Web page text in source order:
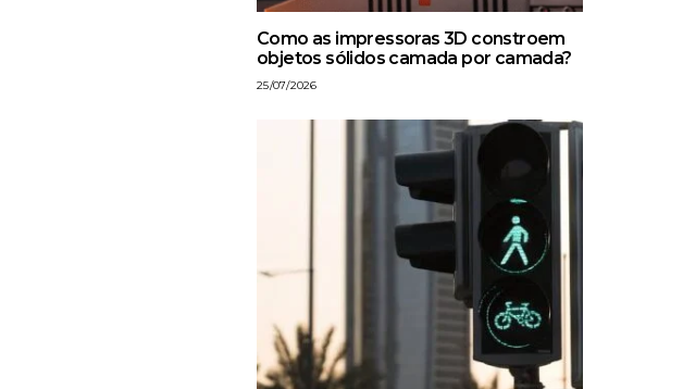
Como as impressoras 3D constroem
objetos sólidos camada por camada?
25/07/2026